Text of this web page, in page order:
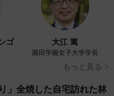
ゴ 大江 篤
園田学園女子大学学長
もっと見る
」全焼した自宅訪れた林